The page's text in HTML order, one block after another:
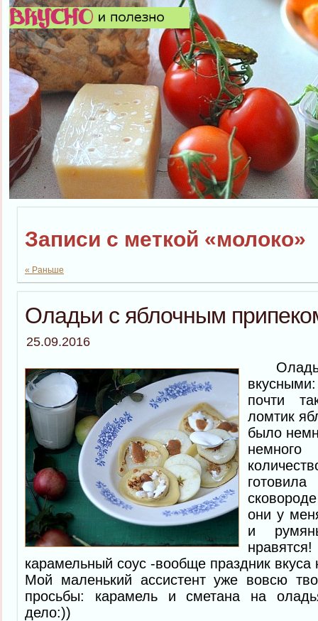
Записи с меткой «молоко»
« Раньше
Оладьи с яблочным
25.09.2016
почти
ломтик
было
немного
готовила
они у
и
карамельный соус -вообще праздник вкуса
Мой маленький ассистент уже вовсю
просьбы: карамель и сметана на
дело:))